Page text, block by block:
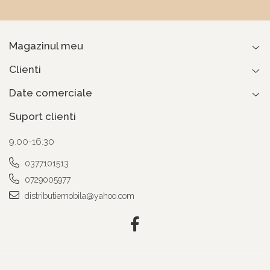
Magazinul meu
Clienti
Date comerciale
Suport clienti
9.00-16.30
0377101513
0729005977
distributiemobila@yahoo.com